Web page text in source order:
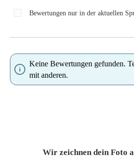
Bewertungen nur in der aktuellen
Keine Bewertungen gefunden.
mit anderen.
Wir zeichnen dein Foto